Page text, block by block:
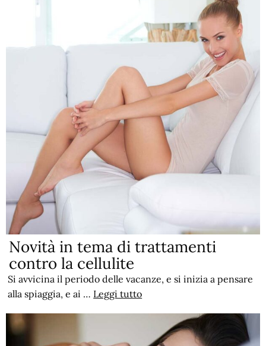
Novità in tema di trattamenti
contro la cellulite
Si avvicina il periodo delle vacanze, e si inizia a pensare
alla spiaggia, e ai … Leggi tutto